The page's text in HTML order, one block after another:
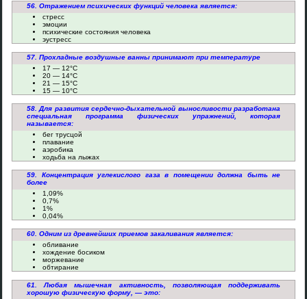
56. Отражением психических функций человека является:
стресс
эмоции
психические состояния человека
эустресс
57. Прохладные воздушные ванны принимают при температуре
17 — 12°C
20 — 14°C
21 — 15°C
15 — 10°C
58. Для развития сердечно-дыхательной выносливости разработана
специальная программа физических упражнений, которая
называется:
бег трусцой
плавание
аэробика
ходьба на лыжах
59. Концентрация углекислого газа в помещении должна быть не
более
1,09%
0,7%
1%
0,04%
60. Одним из древнейших приемов закаливания является:
обливание
хождение босиком
моржевание
обтирание
61. Любая мышечная активность, позволяющая поддерживать
хорошую физическую форму, — это: